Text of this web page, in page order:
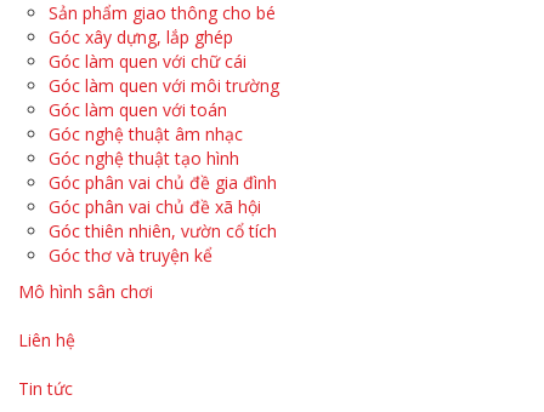
Sản phẩm giao thông cho bé
Góc xây dựng, lắp ghép
Góc làm quen với chữ cái
Góc làm quen với môi trường
Góc làm quen với toán
Góc nghệ thuật âm nhạc
Góc nghệ thuật tạo hình
Góc phân vai chủ đề gia đình
Góc phân vai chủ đề xã hội
Góc thiên nhiên, vườn cổ tích
Góc thơ và truyện kể
Mô hình sân chơi
Liên hệ
Tin tức